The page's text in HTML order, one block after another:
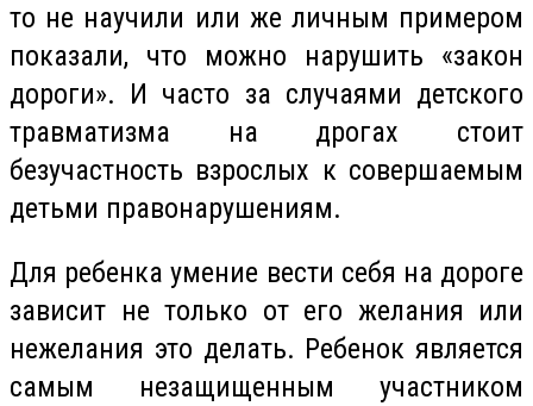
то не научили или же личным примером
показали, что можно нарушить «закон
дороги». И часто за случаями детского
травматизма на дрогах стоит
безучастность взрослых к совершаемым
детьми правонарушениям.
Для ребенка умение вести себя на дороге
зависит не только от его желания или
нежелания это делать. Ребенок является
самым незащищенным участником